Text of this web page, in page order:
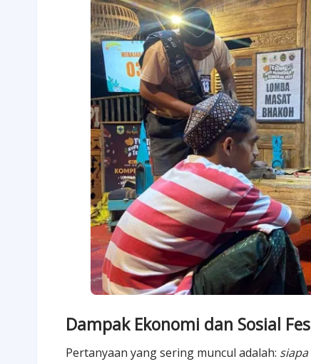
Dampak Ekonomi dan Sosial
Pertanyaan yang sering muncul adalah: